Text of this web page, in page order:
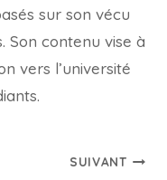
sur son vécu
Son contenu vise à
vers l’université
SUIVANT